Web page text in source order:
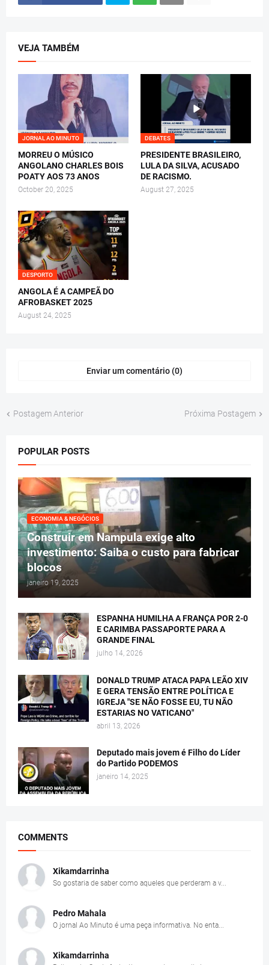
VEJA TAMBÉM
JORNAL AO MINUTO
MORREU O MÚSICO
ANGOLANO CHARLES BOIS
POATY AOS 73 ANOS
October 20, 2025
DEBATES
PRESIDENTE BRASILEIRO,
LULA DA SILVA, ACUSADO
DE RACISMO.
August 27, 2025
DESPORTO
ANGOLA É A CAMPEÃ DO
AFROBASKET 2025
August 24, 2025
Enviar um comentário (0)
Postagem Anterior Próxima Postagem
POPULAR POSTS
ECONOMIA & NEGÓCIOS
Construir em Nampula exige alto
investimento: Saiba o custo para fabricar
blocos
janeiro 19, 2025
ESPANHA HUMILHA A FRANÇA POR 2-0
E CARIMBA PASSAPORTE PARA A
GRANDE FINAL
julho 14, 2026
DONALD TRUMP ATACA PAPA LEÃO XIV
E GERA TENSÃO ENTRE POLÍTICA E
IGREJA "SE NÃO FOSSE EU, TU NÃO
ESTARIAS NO VATICANO"
abril 13, 2026
Deputado mais jovem é Filho do Líder
do Partido PODEMOS
janeiro 14, 2025
COMMENTS
Xikamdarrinha
So gostaria de saber como aqueles que perderam a v...
Pedro Mahala
O jornal Ao Minuto é uma peça informativa. No enta...
Xikamdarrinha